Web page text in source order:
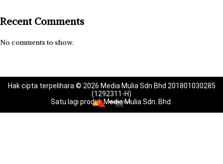
Recent Comments
No comments to show.
Hak cipta terpelihara © 2026 Media Mulia Sdn Bhd 201801030285
(1292311-H)
Satu lagi produk Media Mulia Sdn. Bhd.